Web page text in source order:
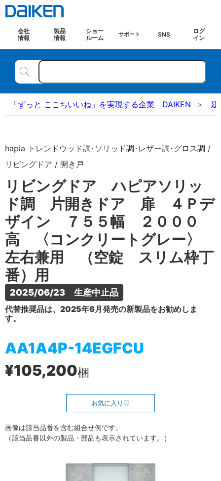
会社
情報
製品
情報
ショー
ルーム
サポート SNS
ログ
イン
「ずっと ここちいいね」を実現する企業 DAIKEN 建
hapia トレンドウッド調･ソリッド調･レザー調･グロス調 /
リビングドア / 開き戸
リビングドア ハピアソリッ
ド調 片開きドア 扉 ４Ｐデ
ザイン ７５５幅 ２０００
高 〈コンクリートグレー〉
左右兼用 （空錠 スリム枠丁
番）用
2025/06/23　生産中止品
代替推奨品は、2025年6月発売の新製品をお勧めしま
す。
AA1A4P-14EGFCU
¥105,200梱
お気に入り
画像は該当品番を含む組合せ例です。
（該当品番以外の製品・部品も表示されています。）